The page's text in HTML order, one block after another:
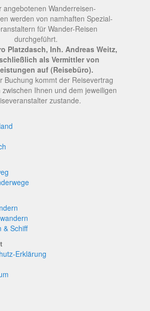
angebotenen Wanderreisen-
werden von namhaften Spezial-
für Wander-Reisen
durchgeführt.
Platzdasch, Inh. Andreas Weitz,
als Vermittler von
auf (Reisebüro).
Buchung kommt der Reisevertrag
Ihnen und dem jeweiligen
zustande.
& Schiff
Erklärung